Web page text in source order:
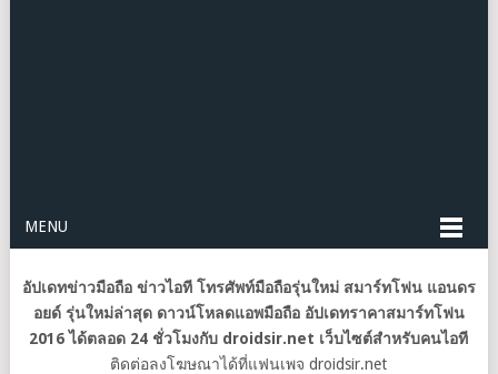
MENU
อัปเดทข่าวมือถือ ข่าวไอที โทรศัพท์มือถือรุ่นใหม่ สมาร์ทโฟน แอนดร
อยด์ รุ่นใหม่ล่าสุด ดาวน์โหลดแอพมือถือ อัปเดทราคาสมาร์ทโฟน
2016 ได้ตลอด 24 ชั่วโมงกับ droidsir.net เว็บไซต์สำหรับคนไอที
ติดต่อลงโฆษณาได้ที่แฟนเพจ droidsir.net